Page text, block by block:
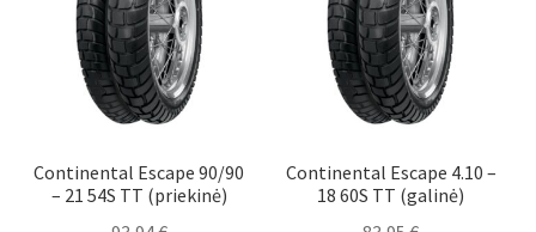
Continental Escape 90/90
– 21 54S TT (priekinė)
Continental Escape 4.10 –
18 60S TT (galinė)